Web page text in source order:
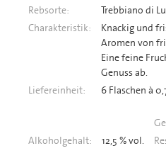
Rebsorte:
Trebbiano di
Charakteristik:
Knackig und
Aromen von
Eine feine
Genuss ab.
Liefereinheit:
6 Flaschen à
Alkoholgehalt:
12,5 % vol.